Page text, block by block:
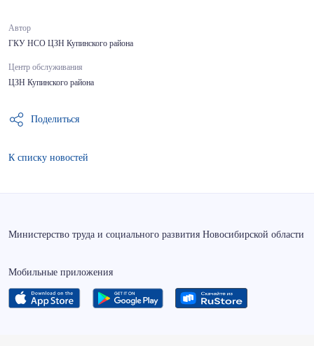
Автор
ГКУ НСО ЦЗН Купинского района
Центр обслуживания
ЦЗН Купинского района
Поделиться
К списку новостей
Министерство труда и социального развития Новосибирской области
Мобильные приложения